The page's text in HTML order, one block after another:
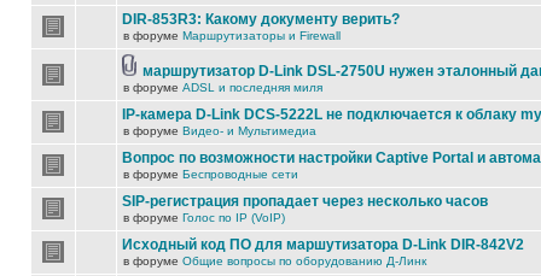
DIR-853R3: Какому документу верить?
в форуме Маршрутизаторы и Firewall
маршрутизатор D-Link DSL-2750U нужен эталонный
в форуме ADSL и последняя миля
IP-камера D-Link DCS-5222L не подключается к облаку
в форуме Видео- и Мультимедиа
Вопрос по возможности настройки Captive Portal и
в форуме Беспроводные сети
SIP-регистрация пропадает через несколько часов
в форуме Голос по IP (VoIP)
Исходный код ПО для маршутизатора D-Link DIR-842V2
в форуме Общие вопросы по оборудованию Д-Линк